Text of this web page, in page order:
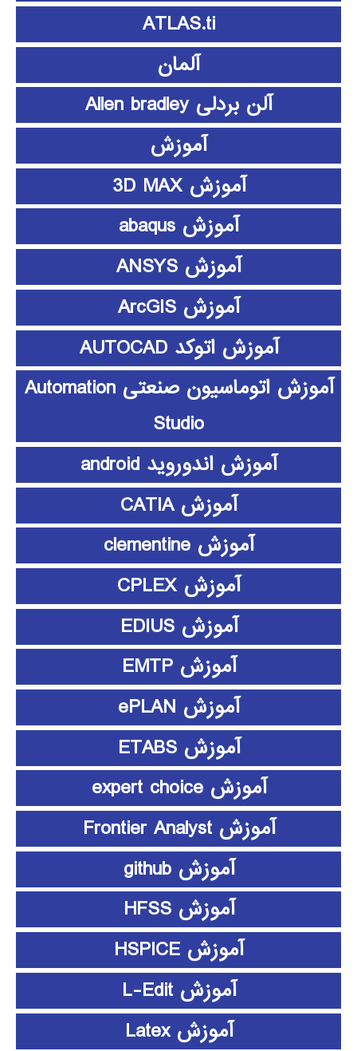
ATLAS.ti
آلمان
آلن بردلی Allen bradley
آموزش
آموزش 3D MAX
آموزش abaqus
آموزش ANSYS
آموزش ArcGIS
آموزش اتوکد AUTOCAD
آموزش اتوماسیون صنعتی Automation
Studio
آموزش اندوروید android
آموزش CATIA
آموزش clementine
آموزش CPLEX
آموزش EDIUS
آموزش EMTP
آموزش ePLAN
آموزش ETABS
آموزش expert choice
آموزش Frontier Analyst
آموزش github
آموزش HFSS
آموزش HSPICE
آموزش L-Edit
آموزش Latex